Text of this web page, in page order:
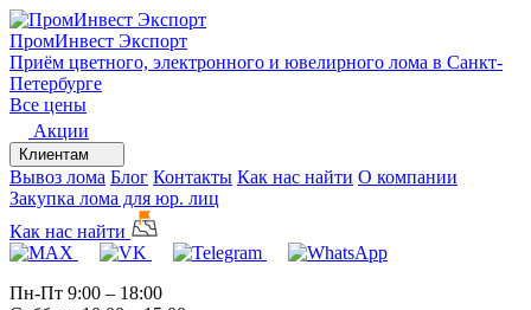
ПромИнвест Экспорт
Приём цветного, электронного и ювелирного лома в Санкт-
Петербурге
Все цены
Акции
Клиентам
Вывоз лома Блог Контакты Как нас найти О компании
Закупка лома для юр. лиц
Как нас найти
Пн-Пт 9:00 – 18:00